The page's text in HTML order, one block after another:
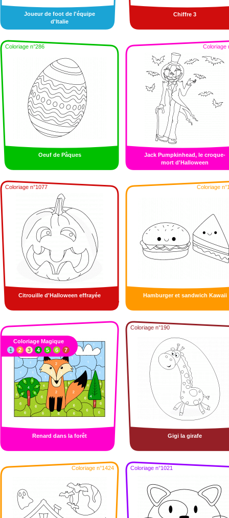
Joueur de foot de l'équipe
d'Italie
Chiffre 3
Coloriage n°286
Oeuf de Pâques
Coloriage
Jack Pumpkinhead, le croque-
mort d'Halloween
Coloriage n°1077
Citrouille d'Halloween effrayée
Coloriage
Hamburger et sandwich Kawaii
Renard dans la forêt
Coloriage Magique
1
2 3 4 5 6 7
Coloriage n°190
Gigi la girafe
Coloriage n°1424 Coloriage n°1021